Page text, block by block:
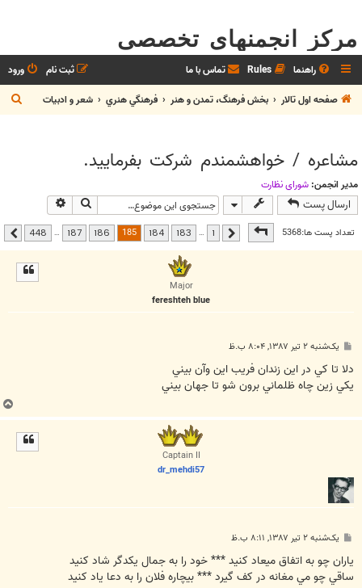
مرکز انجمنهای تخصصی
راهنما Rules تماس با ما ورود
ثبت نام
صفحه اول تالار
بخش فرهنگ، تمدن و هنر فرهنگي هنري شعر و ادبيات
ج
س
مشاعره / خواهشمندم شرکت بفرماييد.
مدیر انجمن: شوراي نظارت
ارسال پست جستجو
تعداد پست ها:5368
صفحه185از 448 قبلی …
183
184
185
186
187
…
448 بعدی
Major
fereshteh blue
پ
ت
یک‌شنبه ۲ تیر ۱۳۸۷, ۸:۰۴ ب.ظ
دلا تا کي در اين زندان فريب اين وآن بيني
يکي زين چاه ظلماني برون شو تا جهان بيني
ب
ا
Captain II
dr_mehdi57
پ
ت
یک‌شنبه ۲ تیر ۱۳۸۷, ۸:۱۱ ب.ظ
ياران چو به اتفاق ميعاد کنيد *** خود را به جمال يکدگر شاد کنيد
ساقي چو مي مغانه در کف گيرد *** بيچاره فلان را به دعا ياد کنيد